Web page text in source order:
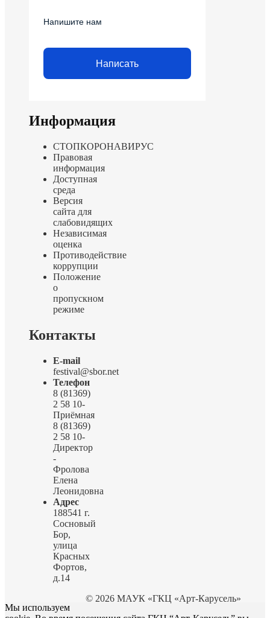
Напишите нам
Написать
Информация
СТОПКОРОНАВИРУС
Правовая
информация
Доступная
среда
Версия
сайта для
слабовидящих
Независимая
оценка
Противодействие
коррупции
Положение
о
пропускном
режиме
Контакты
E-mail
festival@sbor.net
Телефон
8 (81369)
2 58 10-
Приёмная
8 (81369)
2 58 10-
Директор
-
Фролова
Елена
Леонидовна
Адрес
188541 г.
Сосновый
Бор,
улица
Красных
Фортов,
д.14
© 2026 МАУК «ГКЦ «Арт-Карусель»
Мы используем